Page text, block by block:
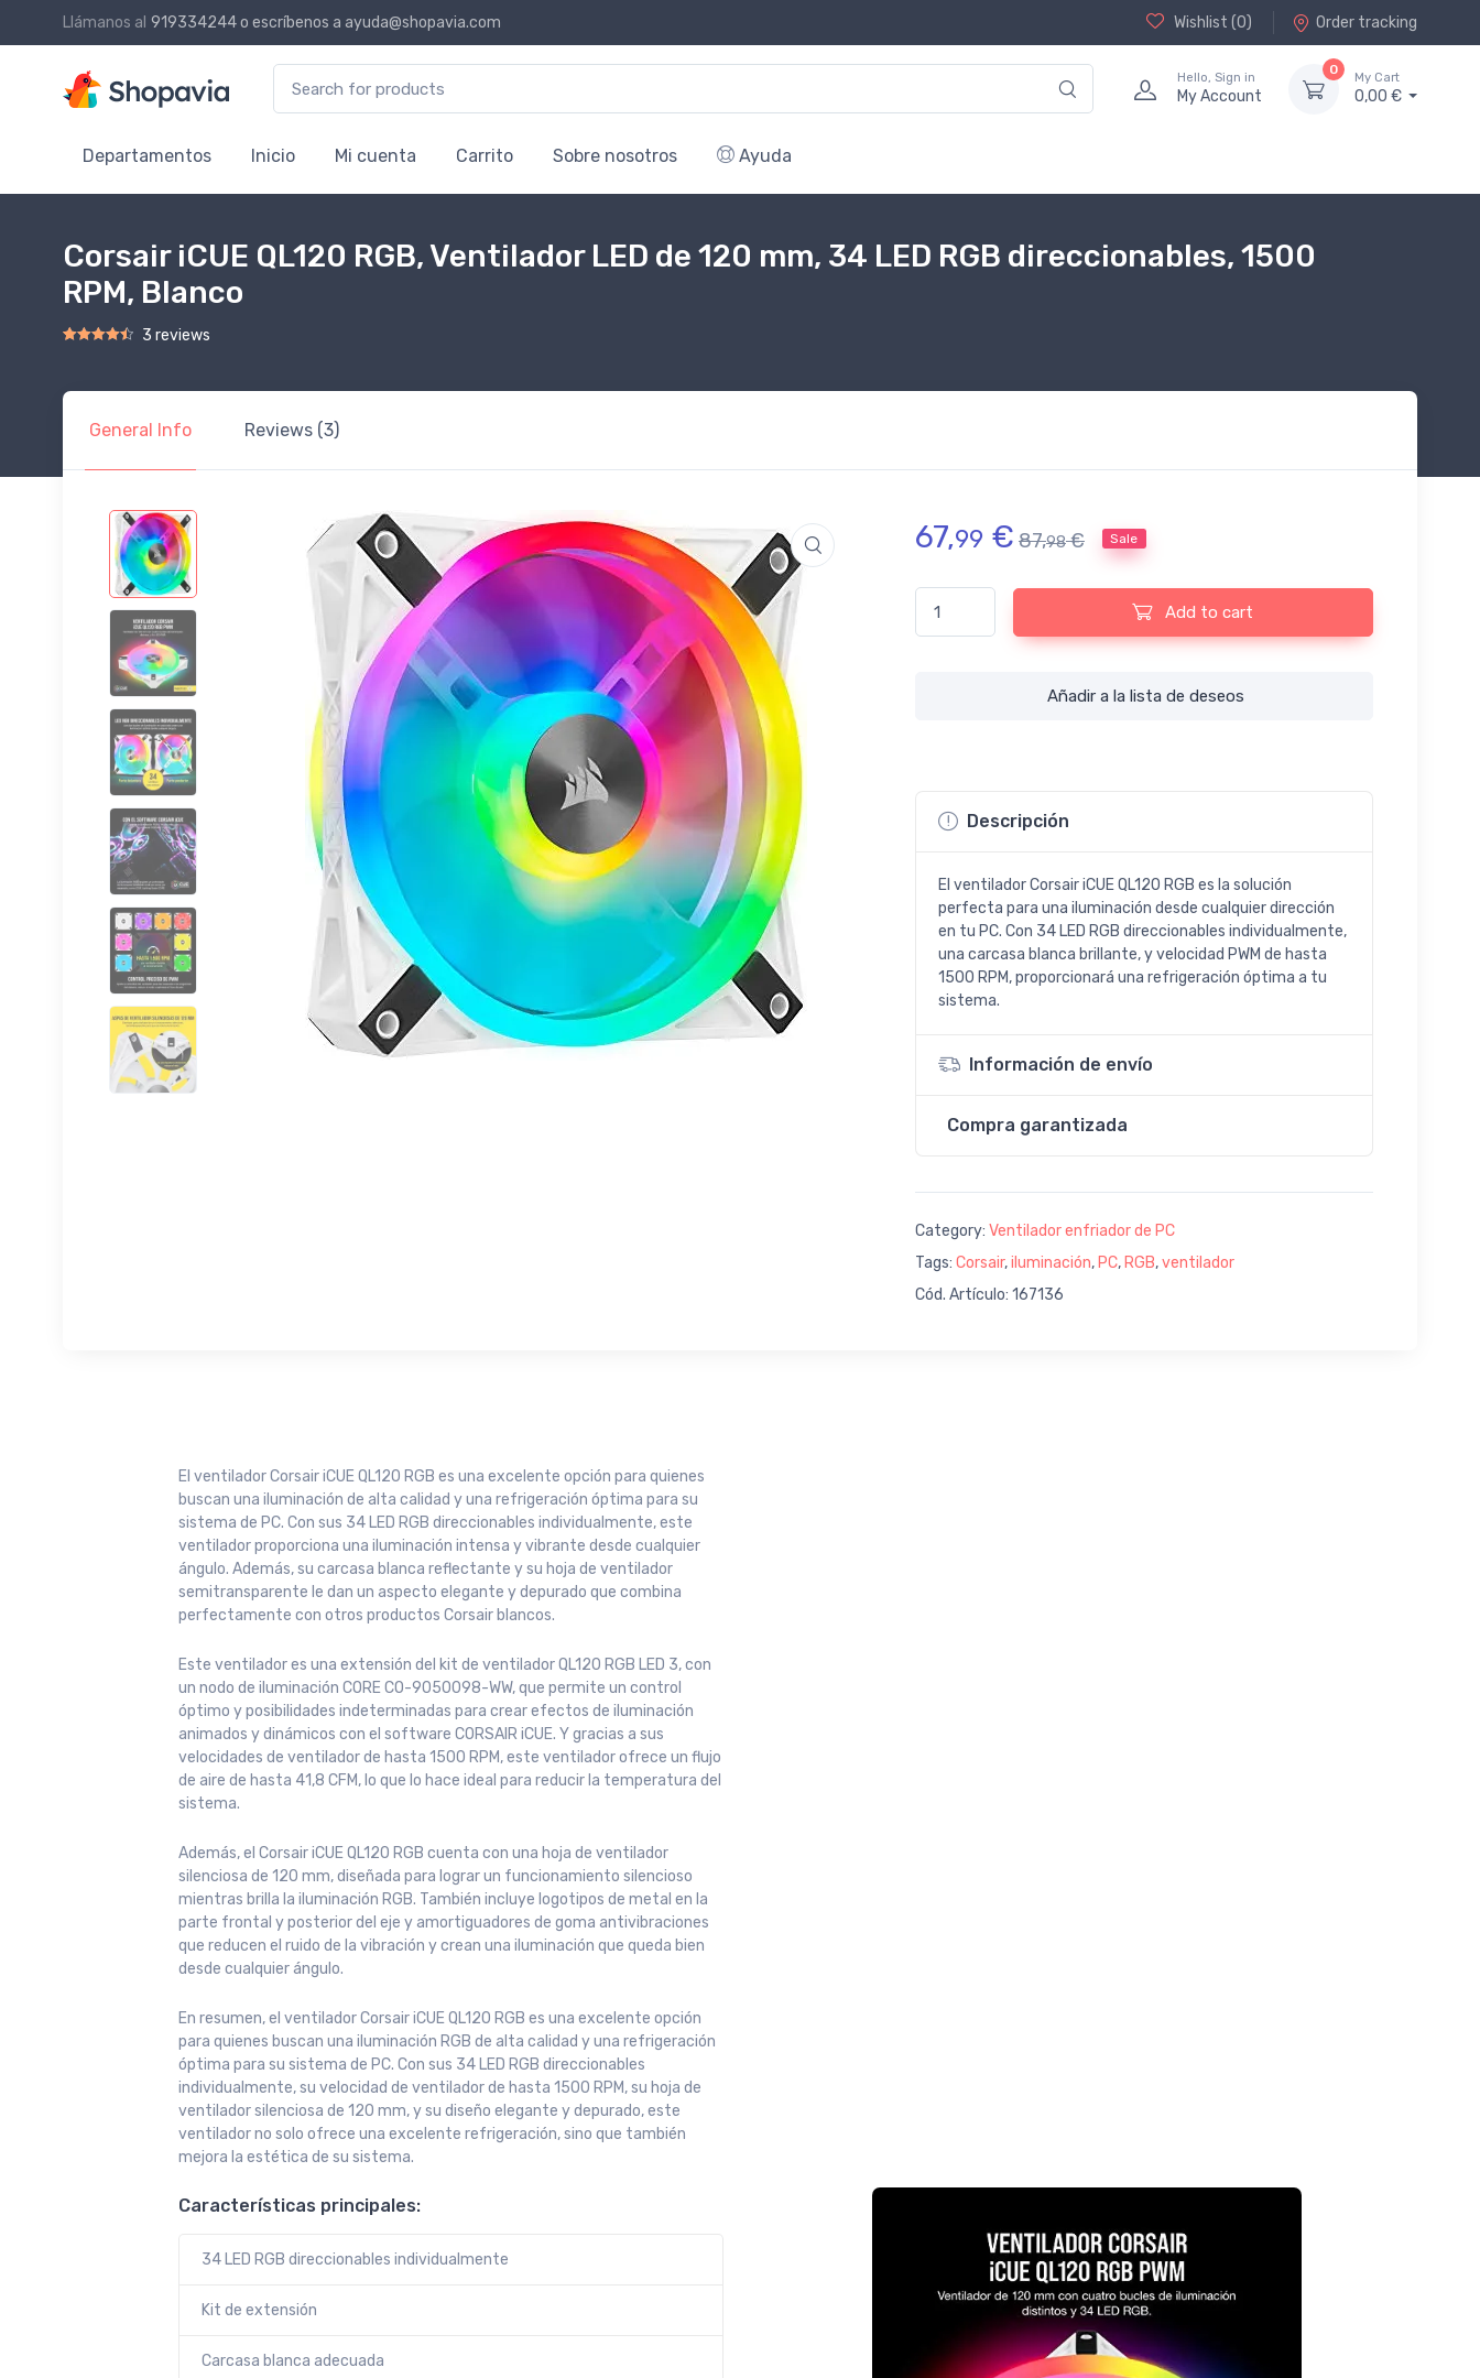
Llámanos al 919334244o escríbenos a ayuda@shopavia.com Wishlist (0) Order tracking
Hello, Sign in
My Account
0
My Cart
0,00 €
Departamentos Inicio Mi cuenta Carrito Sobre nosotros Ayuda
Corsair iCUE QL120 RGB, Ventilador LED de 120 mm, 34 LED RGB direccionables, 1500
RPM, Blanco
3 reviews
General Info Reviews (3)
67,99 € 87,98 € Sale
Corsair iCUE QL120 RGB, Ventilador LED de 120 mm, 34 LED RGB
Add to cart
Añadir a la lista de deseos
Descripción
El ventilador Corsair iCUE QL120 RGB es la solución
perfecta para una iluminación desde cualquier dirección
en tu PC. Con 34 LED RGB direccionables individualmente,
una carcasa blanca brillante, y velocidad PWM de hasta
1500 RPM, proporcionará una refrigeración óptima a tu
sistema.
Información de envío
Compra garantizada
Category: Ventilador enfriador de PC
Tags: Corsair,iluminación, PC, RGB,ventilador
Cód. Artículo: 167136
El ventilador Corsair iCUE QL120 RGB es una excelente opción para quienes
buscan una iluminación de alta calidad y una refrigeración óptima para su
sistema de PC. Con sus 34 LED RGB direccionables individualmente, este
ventilador proporciona una iluminación intensa y vibrante desde cualquier
ángulo. Además, su carcasa blanca reflectante y su hoja de ventilador
semitransparente le dan un aspecto elegante y depurado que combina
perfectamente con otros productos Corsair blancos.
Este ventilador es una extensión del kit de ventilador QL120 RGB LED 3, con
un nodo de iluminación CORE CO-9050098-WW, que permite un control
óptimo y posibilidades indeterminadas para crear efectos de iluminación
animados y dinámicos con el software CORSAIR iCUE. Y gracias a sus
velocidades de ventilador de hasta 1500 RPM, este ventilador ofrece un flujo
de aire de hasta 41,8 CFM, lo que lo hace ideal para reducir la temperatura del
sistema.
Además, el Corsair iCUE QL120 RGB cuenta con una hoja de ventilador
silenciosa de 120 mm, diseñada para lograr un funcionamiento silencioso
mientras brilla la iluminación RGB. También incluye logotipos de metal en la
parte frontal y posterior del eje y amortiguadores de goma antivibraciones
que reducen el ruido de la vibración y crean una iluminación que queda bien
desde cualquier ángulo.
En resumen, el ventilador Corsair iCUE QL120 RGB es una excelente opción
para quienes buscan una iluminación RGB de alta calidad y una refrigeración
óptima para su sistema de PC. Con sus 34 LED RGB direccionables
individualmente, su velocidad de ventilador de hasta 1500 RPM, su hoja de
ventilador silenciosa de 120 mm, y su diseño elegante y depurado, este
ventilador no solo ofrece una excelente refrigeración, sino que también
mejora la estética de su sistema.
Características principales:
34 LED RGB direccionables individualmente
Kit de extensión
Carcasa blanca adecuada